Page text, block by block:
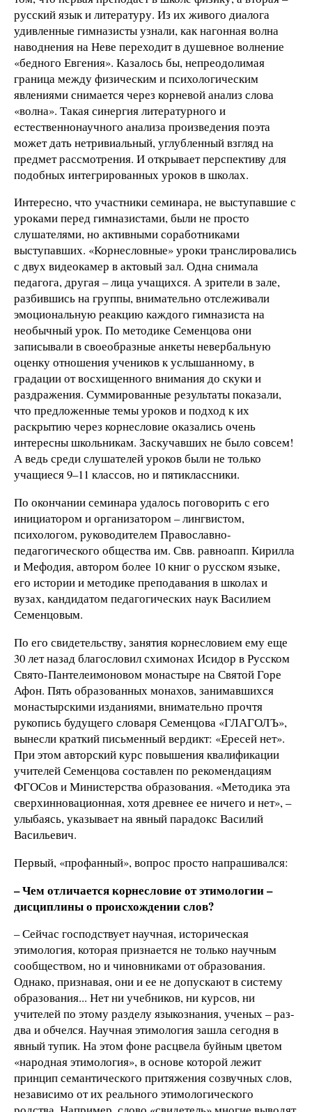
русский язык и литературу. Из их живого диалога
удивленные гимназисты узнали, как нагонная волна
наводнения на Неве переходит в душевное волнение
«бедного Евгения». Казалось бы, непреодолимая
граница между физическим и психологическим
явлениями снимается через корневой анализ слова
«волна». Такая синергия литературного и
естественнонаучного анализа произведения поэта
может дать нетривиальный, углубленный взгляд на
предмет рассмотрения. И открывает перспективу для
подобных интегрированных уроков в школах.
Интересно, что участники семинара, не выступавшие с
уроками перед гимназистами, были не просто
слушателями, но активными соработниками
выступавших. «Корнесловные» уроки транслировались
с двух видеокамер в актовый зал. Одна снимала
педагога, другая – лица учащихся. А зрители в зале,
разбившись на группы, внимательно отслеживали
эмоциональную реакцию каждого гимназиста на
необычный урок. По методике Семенцова они
записывали в своеобразные анкеты невербальную
оценку отношения учеников к услышанному, в
градации от восхищенного внимания до скуки и
раздражения. Суммированные результаты показали,
что предложенные темы уроков и подход к их
раскрытию через корнесловие оказались очень
интересны школьникам. Заскучавших не было совсем!
А ведь среди слушателей уроков были не только
учащиеся 9–11 классов, но и пятиклассники.
По окончании семинара удалось поговорить с его
инициатором и организатором – лингвистом,
психологом, руководителем Православно-
педагогического общества им. Свв. равноапп. Кирилла
и Мефодия, автором более 10 книг о русском языке,
его истории и методике преподавания в школах и
вузах, кандидатом педагогических наук Василием
Семенцовым.
По его свидетельству, занятия корнесловием ему еще
30 лет назад благословил схимонах Исидор в Русском
Свято-Пантелеимоновом монастыре на Святой Горе
Афон. Пять образованных монахов, занимавшихся
монастырскими изданиями, внимательно прочтя
рукопись будущего словаря Семенцова «ГЛАГОЛЪ»,
вынесли краткий письменный вердикт: «Ересей нет».
При этом авторский курс повышения квалификации
учителей Семенцова составлен по рекомендациям
ФГОСов и Министерства образования. «Методика эта
сверхинновационная, хотя древнее ее ничего и нет», –
улыбаясь, указывает на явный парадокс Василий
Васильевич.
Первый, «профанный», вопрос просто напрашивался:
– Чем отличается корнесловие от этимологии –
дисциплины о происхождении слов?
– Сейчас господствует научная, историческая
этимология, которая признается не только научным
сообществом, но и чиновниками от образования.
Однако, признавая, они и ее не допускают в систему
образования... Нет ни учебников, ни курсов, ни
учителей по этому разделу языкознания, ученых – раз-
два и обчелся. Научная этимология зашла сегодня в
явный тупик. На этом фоне расцвела буйным цветом
«народная этимология», в основе которой лежит
принцип семантического притяжения созвучных слов,
независимо от их реального этимологического